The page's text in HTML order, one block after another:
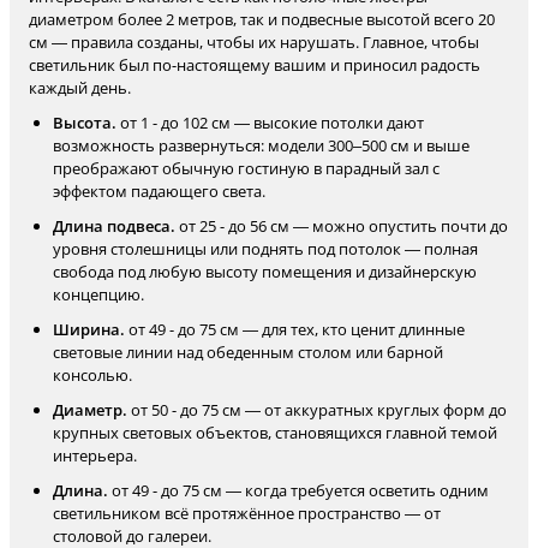
диаметром более 2 метров, так и подвесные высотой всего 20
см — правила созданы, чтобы их нарушать. Главное, чтобы
светильник был по-настоящему вашим и приносил радость
каждый день.
Высота. от 1 - до 102 см — высокие потолки дают
возможность развернуться: модели 300–500 см и выше
преображают обычную гостиную в парадный зал с
эффектом падающего света.
Длина подвеса. от 25 - до 56 см — можно опустить почти до
уровня столешницы или поднять под потолок — полная
свобода под любую высоту помещения и дизайнерскую
концепцию.
Ширина. от 49 - до 75 см — для тех, кто ценит длинные
световые линии над обеденным столом или барной
консолью.
Диаметр. от 50 - до 75 см — от аккуратных круглых форм до
крупных световых объектов, становящихся главной темой
интерьера.
Длина. от 49 - до 75 см — когда требуется осветить одним
светильником всё протяжённое пространство — от
столовой до галереи.